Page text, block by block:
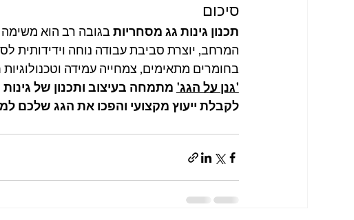
סיכום
תכנון גינות גג מסחריות בגובה רב הוא
המרחב, יוצרת סביבת עבודה נוחה וידידותית
בחומרים מתאימים, צמחייה עמידה
'גנן על הגג' מתמחה בעיצוב ותכנון של
לקבלת ייעוץ מקצועי והפכו את הגג שלכם